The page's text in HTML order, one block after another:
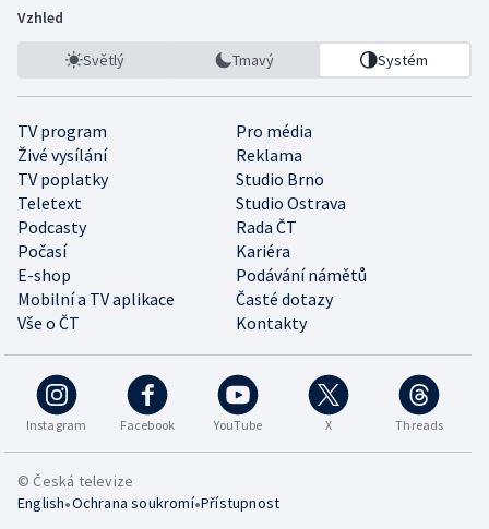
Vzhled
Světlý Tmavý Systém
TV program
Pro média
Živé vysílání
Reklama
TV poplatky
Studio Brno
Teletext
Studio Ostrava
Podcasty
Rada ČT
Počasí
Kariéra
E-shop
Podávání námětů
Mobilní a TV aplikace
Časté dotazy
Vše o ČT
Kontakty
Instagram Facebook YouTube X Threads
© Česká televize
English•Ochrana soukromí•Přístupnost